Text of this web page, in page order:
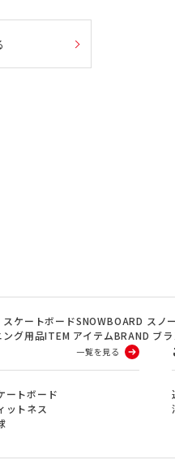
ケートボードSNOWBOARD スノ
ング用品ITEM アイテムBRAND ブ
一覧を見る
ートボード
ットネス